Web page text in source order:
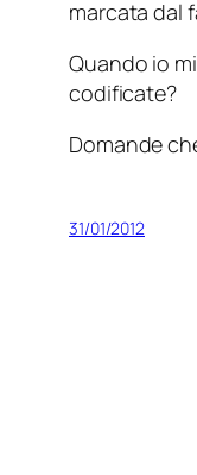
marcata dal
Quando io
codificate?
Domande
31/01/2012